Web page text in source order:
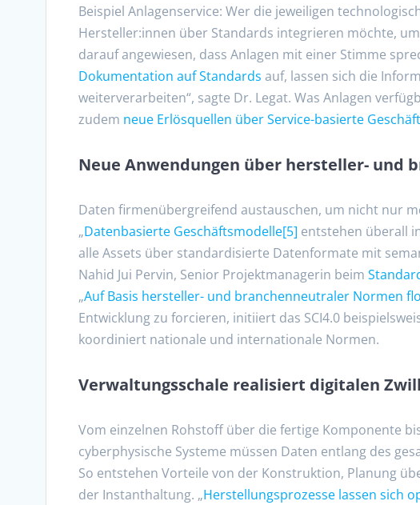
Beispiel Anlagenservice: Wer die jeweiligen
Hersteller:innen über Standards integrieren möchte,
darauf angewiesen, dass Anlagen mit einer Stimme
Dokumentation auf Standards auf, lassen sich die
weiterverarbeiten“, sagte Dr. Legat. Was Anlagen
zudem neue Erlösquellen über Service-basierte
Neue Anwendungen über hersteller- und
Daten firmenübergreifend austauschen, um nicht nur
„Datenbasierte Geschäftsmodelle[5] entstehen überall
alle Assets über standardisierte Datenformate mit
Nahid Jui Pervin, Senior Projektmanagerin beim
„Auf Basis hersteller- und branchenneutraler Normen
Entwicklung zu forcieren, initiiert das SCI4.0
koordiniert nationale und internationale Normen.
Verwaltungsschale realisiert digitalen
Vom einzelnen Rohstoff über die fertige Komponente
cyberphysische Systeme müssen Daten entlang des
So entstehen Vorteile von der Konstruktion, Planung
der Instanthaltung. „Herstellungsprozesse lassen sich